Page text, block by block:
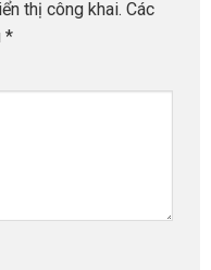
thị công khai. Các
*